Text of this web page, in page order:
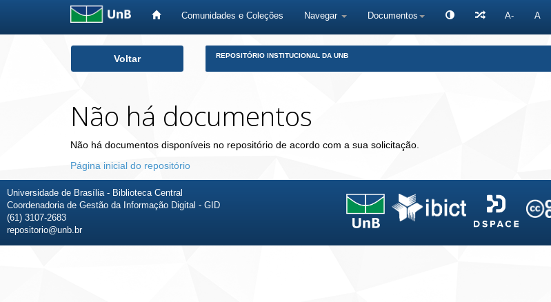
Comunidades e Coleções Navegar Documentos A- A
Voltar REPOSITÓRIO INSTITUCIONAL DA UNB
Não há documentos
Não há documentos disponíveis no repositório de acordo com a sua solicitação.
Página inicial do repositório
Universidade de Brasília - Biblioteca Central
Coordenadoria de Gestão da Informação Digital - GID
(61) 3107-2683
repositorio@unb.br